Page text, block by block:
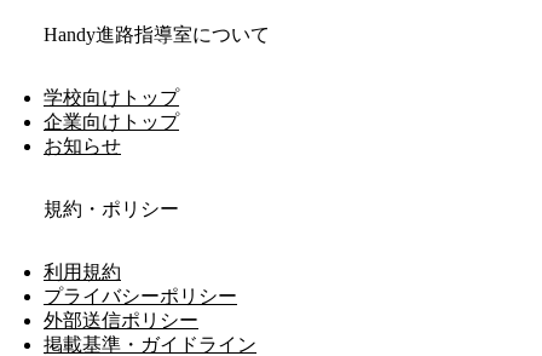
Handy進路指導室について
学校向けトップ
企業向けトップ
お知らせ
規約・ポリシー
利用規約
プライバシーポリシー
外部送信ポリシー
掲載基準・ガイドライン